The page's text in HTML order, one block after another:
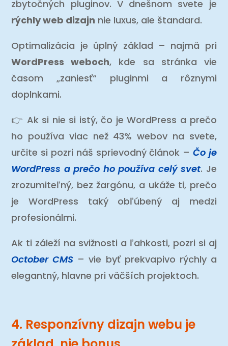
zbytočných pluginov. V dnešnom svete je
rýchly web dizajn nie luxus, ale štandard.
Optimalizácia je úplný základ – najmä pri
WordPress weboch, kde sa stránka vie
časom „zaniesť“ pluginmi a rôznymi
doplnkami.
👉 Ak si nie si istý, čo je WordPress a prečo
ho používa viac než 43% webov na svete,
určite si pozri náš sprievodný článok – Čo je
WordPress a prečo ho používa celý svet. Je
zrozumiteľný, bez žargónu, a ukáže ti, prečo
je WordPress taký obľúbený aj medzi
profesionálmi.
Ak ti záleží na svižnosti a ľahkosti, pozri si aj
October CMS – vie byť prekvapivo rýchly a
elegantný, hlavne pri väčších projektoch.
4. Responzívny dizajn webu je